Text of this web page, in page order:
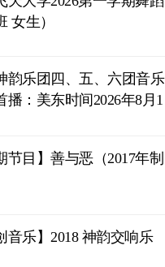
女生）
韵乐团四、五、六团音乐
播：美东时间2026年8月1
节目】善与恶（2017年制
音乐】2018 神韵交响乐